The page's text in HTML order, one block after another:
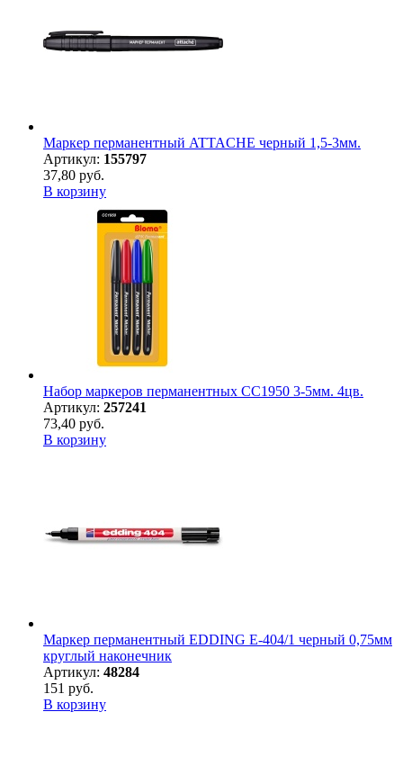
Маркер перманентный ATTACHE черный 1,5-3мм.
Артикул: 155797
37,80 руб.
В корзину
Набор маркеров перманентных CC1950 3-5мм. 4цв.
Артикул: 257241
73,40 руб.
В корзину
Маркер перманентный EDDING E-404/1 черный 0,75мм
круглый наконечник
Артикул: 48284
151 руб.
В корзину